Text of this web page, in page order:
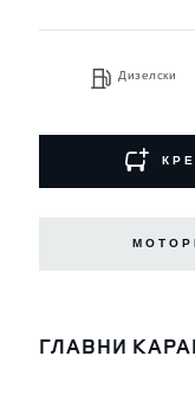
Дизелски
ГЛАВНИ